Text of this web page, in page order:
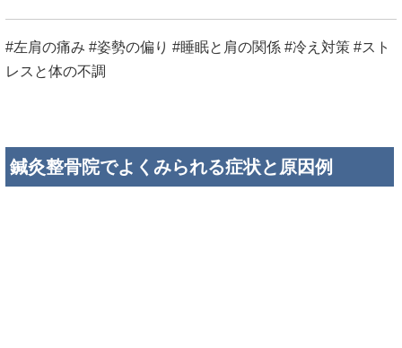
#左肩の痛み #姿勢の偏り #睡眠と肩の関係 #冷え対策 #スト
レスと体の不調
鍼灸整骨院でよくみられる症状と原因例